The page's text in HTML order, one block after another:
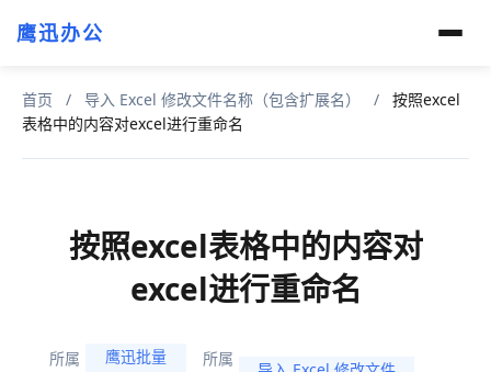
鹰迅办公
首页 / 导入 Excel 修改文件名称（包含扩展名） /
按照excel
表格中的内容对excel进行重命名
按照excel表格中的内容对
excel进行重命名
所属
鹰迅批量
所属